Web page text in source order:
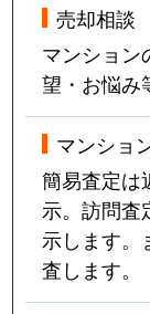
大国
大国
大国
大国
大国
大国
売却相談
マンション
望・お悩み
マンショ
簡易査定は
示。訪問査
示します。
査します。